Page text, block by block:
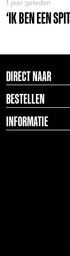
1 jaar geleden
‘IK BEN EEN
DIRECT NAAR
BESTELLEN
INFORMATIE